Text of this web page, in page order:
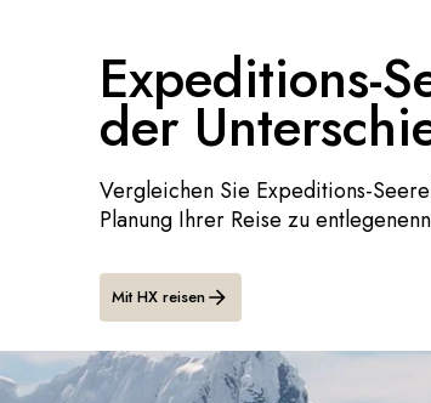
Expeditions-
der
Vergleichen Sie Expeditions-
Planung Ihrer Reise zu
Mit HX reisen